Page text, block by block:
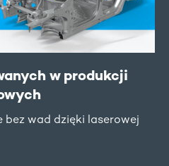
w produkcji
wad dzięki laserowej